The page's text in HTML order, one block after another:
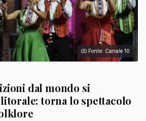
Fonte: Canale 10
dal mondo si
torna lo spettacolo